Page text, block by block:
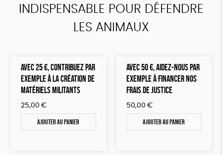
INDISPENSABLE POUR DÉFENDRE
LES ANIMAUX
AVEC 25 €, CONTRIBUEZ PAR
EXEMPLE À LA CRÉATION DE
MATÉRIELS MILITANTS
25,00 €
Ajouter au panier
AVEC 50 €, AIDEZ-NOUS PAR
EXEMPLE À FINANCER NOS
FRAIS DE JUSTICE
50,00 €
Ajouter au panier